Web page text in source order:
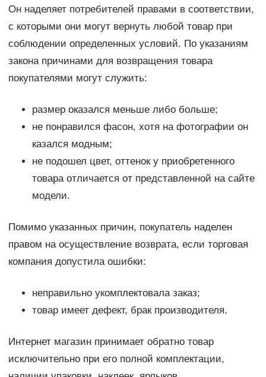
Он наделяет потребителей правами в соответствии,
с которыми они могут вернуть любой товар при
соблюдении определенных условий. По указаниям
закона причинами для возвращения товара
покупателями могут служить:
размер оказался меньше либо больше;
не понравился фасон, хотя на фотографии он
казался модным;
не подошел цвет, оттенок у приобретенного
товара отличается от представленной на сайте
модели.
Помимо указанных причин, покупатель наделен
правом на осуществление возврата, если торговая
компания допустила ошибки:
неправильно укомплектовала заказ;
товар имеет дефект, брак производителя.
Интернет магазин принимает обратно товар
исключительно при его полной комплектации,